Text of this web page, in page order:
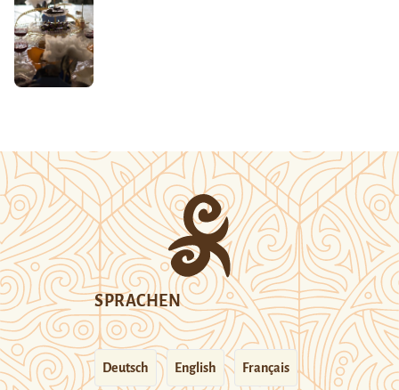
SPRACHEN
Deutsch English Français